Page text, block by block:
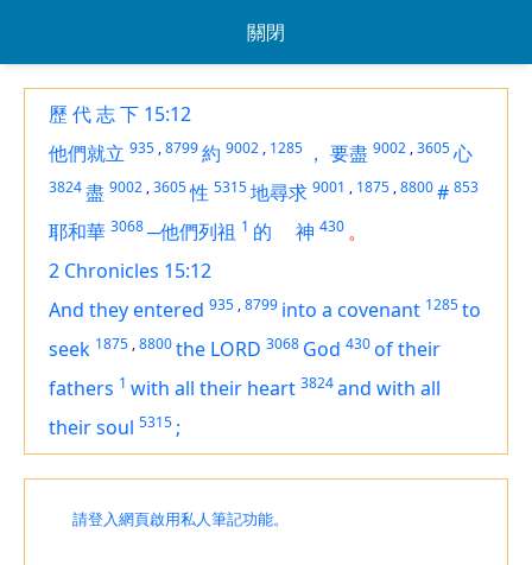
關閉
歷 代 志 下 15:12
他們就立 935 ,8799約 9002 , 1285 ， 要盡 9002 ,3605心
3824盡 9002 ,3605性 5315地尋求 9001 , 1875 ,8800# 853
耶和華 3068─他們列祖 1 的 神 430 。
2 Chronicles 15:12
And they entered 935 ,8799 into a covenant 1285to
seek 1875 ,8800the LORD 3068 God 430of their
fathers 1 with all their heart 3824and with all
their soul 5315 ;
請登入網頁啟用私人筆記功能。